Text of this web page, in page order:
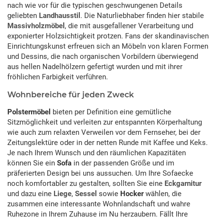
nach wie vor für die typischen geschwungenen Details
geliebten Landhausstil . Die Naturliebhaber finden hier stabile
Massivholzmöbel , die mit ausgefallener Verarbeitung und
exponierter Holzsichtigkeit protzen. Fans der skandinavischen
Einrichtungskunst erfreuen sich an Möbeln von klaren Formen
und Dessins, die nach organischen Vorbildern überwiegend
aus hellen Nadelhölzern gefertigt wurden und mit ihrer
fröhlichen Farbigkeit verführen.
Wohnbereiche für jeden Zweck
Polstermöbel bieten per Definition eine gemütliche
Sitzmöglichkeit und verleiten zur entspannten Körperhaltung
wie auch zum relaxten Verweilen vor dem Fernseher, bei der
Zeitungslektüre oder in der netten Runde mit Kaffee und Keks.
Je nach Ihrem Wunsch und den räumlichen Kapazitäten
können Sie ein Sofa in der passenden Größe und im
präferierten Design bei uns aussuchen. Um Ihre Sofaecke
noch komfortabler zu gestalten, sollten Sie eine Eckgarnitur
und dazu eine Liege, Sessel sowie Hockerwählen, die
zusammen eine interessante Wohnlandschaft und wahre
Ruhezone in Ihrem Zuhause im Nu herzaubern. Fällt Ihre